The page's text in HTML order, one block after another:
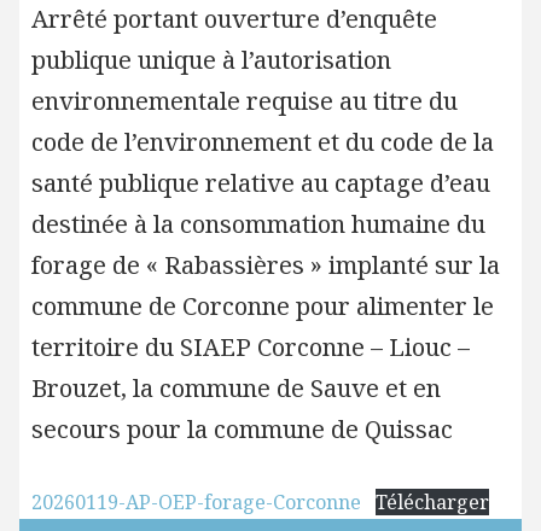
Arrêté portant ouverture d’enquête
publique unique à l’autorisation
environnementale requise au titre du
code de l’environnement et du code de la
santé publique relative au captage d’eau
destinée à la consommation humaine du
forage de « Rabassières » implanté sur la
commune de Corconne pour alimenter le
territoire du SIAEP Corconne – Liouc –
Brouzet, la commune de Sauve et en
secours pour la commune de Quissac
20260119-AP-OEP-forage-Corconne Télécharger